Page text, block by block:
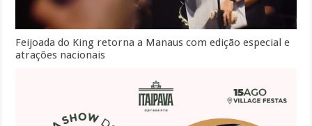
Feijoada do King retorna a Manaus com edição especial e
atrações nacionais